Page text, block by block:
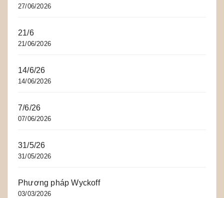
27/06/2026
21/6
21/06/2026
14/6/26
14/06/2026
7/6/26
07/06/2026
31/5/26
31/05/2026
Phương pháp Wyckoff
03/03/2026